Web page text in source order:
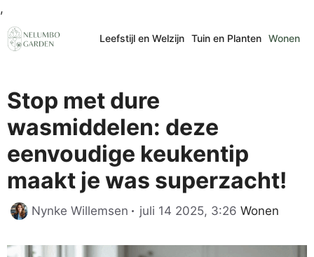
,
naar
de
Leefstijl en Welzijn Tuin en Planten Wonen
Stop met dure
wasmiddelen: deze
eenvoudige keukentip
maakt je was superzacht!
Nynke Willemsen juli 14 2025, 3:26 Categorieën
Wonen